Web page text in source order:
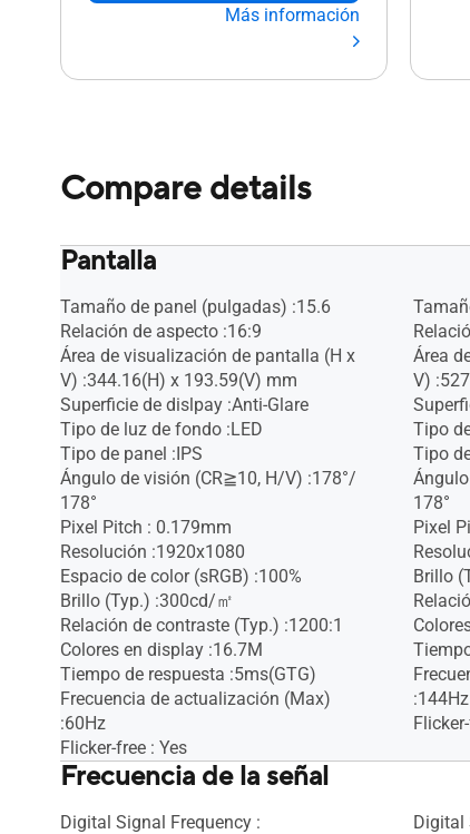
Más información
Compare details
Pantalla
Tamaño de panel (pulgadas) :15.6
Relación de aspecto :16:9
Área de visualización de pantalla (H x
V) :344.16(H) x 193.59(V) mm
Superficie de dislpay :Anti-Glare
Tipo de luz de fondo :LED
Tipo de panel :IPS
Ángulo de visión (CR≧10, H/V) :178°/
178°
Pixel Pitch : 0.179mm
Resolución :1920x1080
Espacio de color (sRGB) :100%
Brillo (Typ.) :300cd/㎡
Relación de contraste (Typ.) :1200:1
Colores en display :16.7M
Tiempo de respuesta :5ms(GTG)
Frecuencia de actualización (Max)
:60Hz
Flicker-free : Yes
Área
V)
Tipo
Tipo
178°
Pixel
Brillo
:144Hz
Frecuencia de la señal
Digital Signal Frequency :
Digital